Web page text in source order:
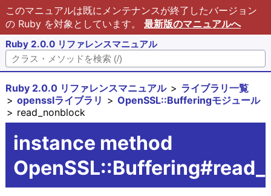
このマニュアルは既にメンテナンスが終了したバージョン
の Ruby を対象としています。 最新版のマニュアルへ
Ruby 2.0.0 リファレンスマニュアル
Ruby 2.0.0 リファレンスマニュアル
ライブラリ一覧
opensslライブラリ
OpenSSL::Bufferingモジュール
read_nonblock
instance method